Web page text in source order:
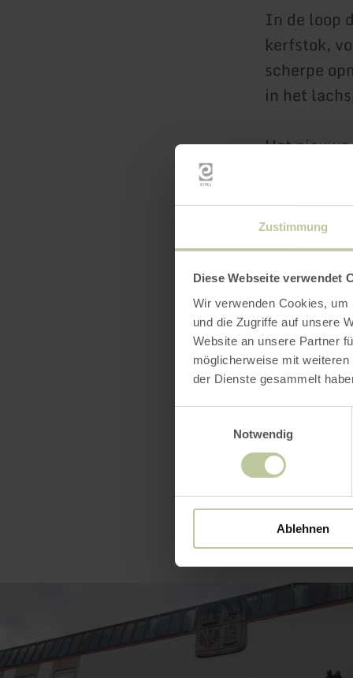
Zustimmung
Diese Webseite verwendet
Wir verwenden Cookies,
und die Zugriffe auf unsere
Website an unsere Partner
möglicherweise mit
der Dienste gesammelt
Notwendig
Ablehnen
In de loop
kerfstok,
scherpe
in het
Het
dagelijks
Deur
Tickets